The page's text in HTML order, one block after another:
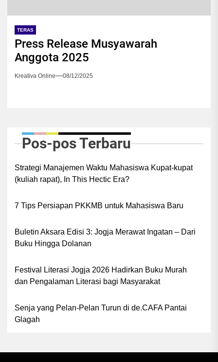
TERAS
Press Release Musyawarah
Anggota 2025
Kreativa Online 08/12/2025
Pos-pos Terbaru
Strategi Manajemen Waktu Mahasiswa Kupat-kupat
(kuliah rapat), In This Hectic Era?
7 Tips Persiapan PKKMB untuk Mahasiswa Baru
Buletin Aksara Edisi 3: Jogja Merawat Ingatan – Dari
Buku Hingga Dolanan
Festival Literasi Jogja 2026 Hadirkan Buku Murah
dan Pengalaman Literasi bagi Masyarakat
Senja yang Pelan-Pelan Turun di de.CAFA Pantai
Glagah